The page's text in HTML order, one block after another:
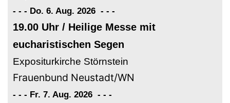
- - - Do. 6. Aug. 2026 - - -
19.00 Uhr / Heilige Messe mit
eucharistischen Segen
Expositurkirche Störnstein
Frauenbund Neustadt/WN
- - - Fr. 7. Aug. 2026 - - -